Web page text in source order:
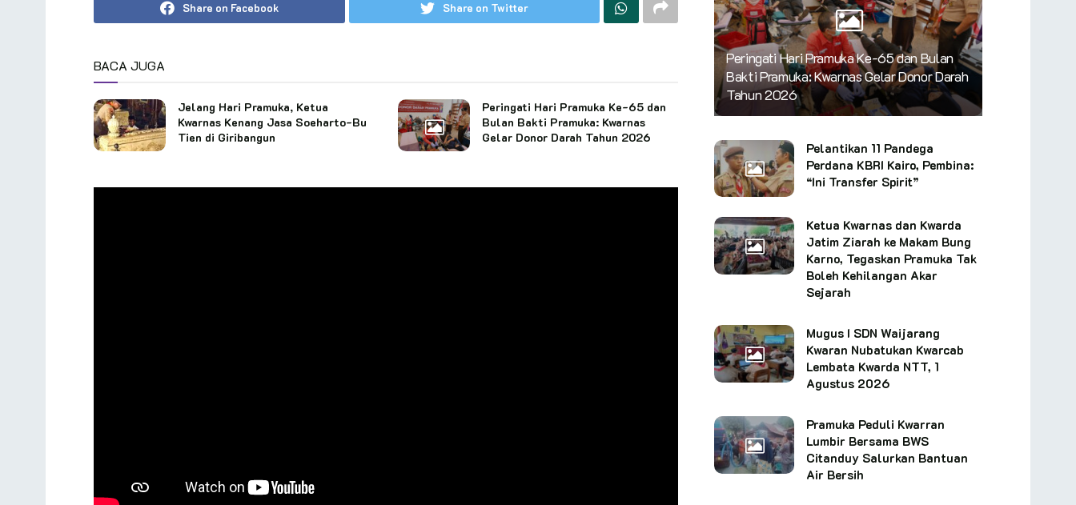
Share on Facebook Share on Twitter
BACA JUGA
Jelang Hari Pramuka, Ketua
Kwarnas Kenang Jasa Soeharto-Bu
Tien di Giribangun
Peringati Hari Pramuka Ke-65 dan
Bulan Bakti Pramuka: Kwarnas
Gelar Donor Darah Tahun 2026
Peringati Hari Pramuka Ke-65 dan Bulan
Bakti Pramuka: Kwarnas Gelar Donor Darah
Tahun 2026
Pelantikan 11 Pandega
Perdana KBRI Kairo, Pembina:
“Ini Transfer Spirit”
Ketua Kwarnas dan Kwarda
Jatim Ziarah ke Makam Bung
Karno, Tegaskan Pramuka Tak
Boleh Kehilangan Akar
Sejarah
Mugus I SDN Waijarang
Kwaran Nubatukan Kwarcab
Lembata Kwarda NTT, 1
Agustus 2026
Pramuka Peduli Kwarran
Lumbir Bersama BWS
Citanduy Salurkan Bantuan
Air Bersih